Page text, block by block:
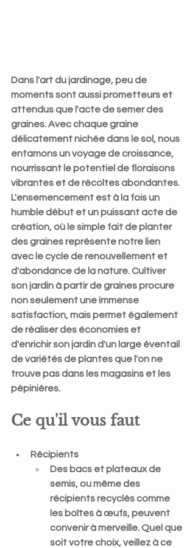
Dans l'art du jardinage, peu de
moments sont aussi prometteurs et
attendus que l'acte de semer des
graines. Avec chaque graine
délicatement nichée dans le sol, nous
entamons un voyage de croissance,
nourrissant le potentiel de floraisons
vibrantes et de récoltes abondantes.
L'ensemencement est à la fois un
humble début et un puissant acte de
création, où le simple fait de planter
des graines représente notre lien
avec le cycle de renouvellement et
d'abondance de la nature. Cultiver
son jardin à partir de graines procure
non seulement une immense
satisfaction, mais permet également
de réaliser des économies et
d'enrichir son jardin d'un large éventail
de variétés de plantes que l'on ne
trouve pas dans les magasins et les
pépinières.
Ce qu'il vous faut
Récipients
Des bacs et plateaux de
semis, ou même des
récipients recyclés comme
les boîtes à œufs, peuvent
convenir à merveille. Quel que
soit votre choix, veillez à ce